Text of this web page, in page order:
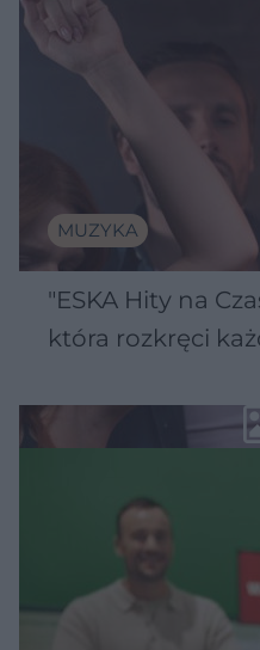
MUZYKA
"ESKA Hity na
która rozkręci